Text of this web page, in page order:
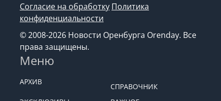
Согласие на обработку Политика
конфиденциальности
© 2008-2026 Новости Оренбурга Orenday. Все
права защищены.
Меню
АРХИВ
СПРАВОЧНИК